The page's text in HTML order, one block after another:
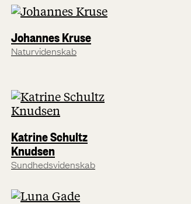
Johannes Kruse
Naturvidenskab
Katrine Schultz
Knudsen
Sundhedsvidenskab